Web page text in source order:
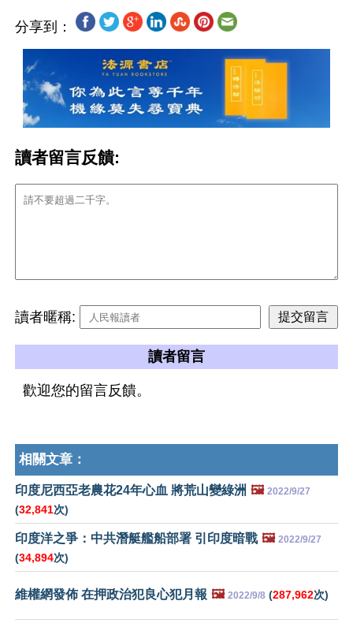
分享到：
讀者留言反饋:
讀者暱稱:
讀者留言
歡迎您的留言反饋。
相關文章：
印度尼西亞老農花24年心血 將荒山變綠洲 🖼️ 2022/9/27
(32,841次)
印度洋之爭：中共潛艇艦船部署 引印度暗戰 🖼️ 2022/9/27
(34,894次)
維權網發佈 在押政治犯良心犯月報 🖼️ 2022/9/8 (287,962次)